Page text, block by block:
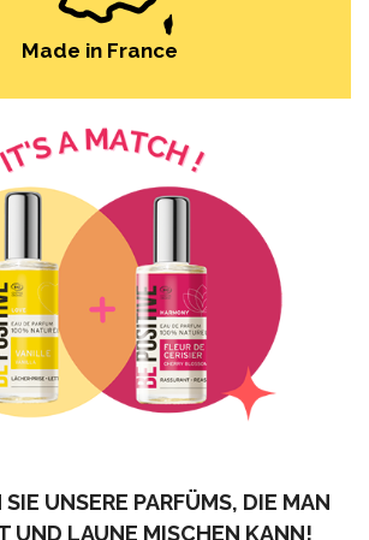
Made in France
UNSERE PARFÜMS, DIE MAN
UND LAUNE MISCHEN KANN!